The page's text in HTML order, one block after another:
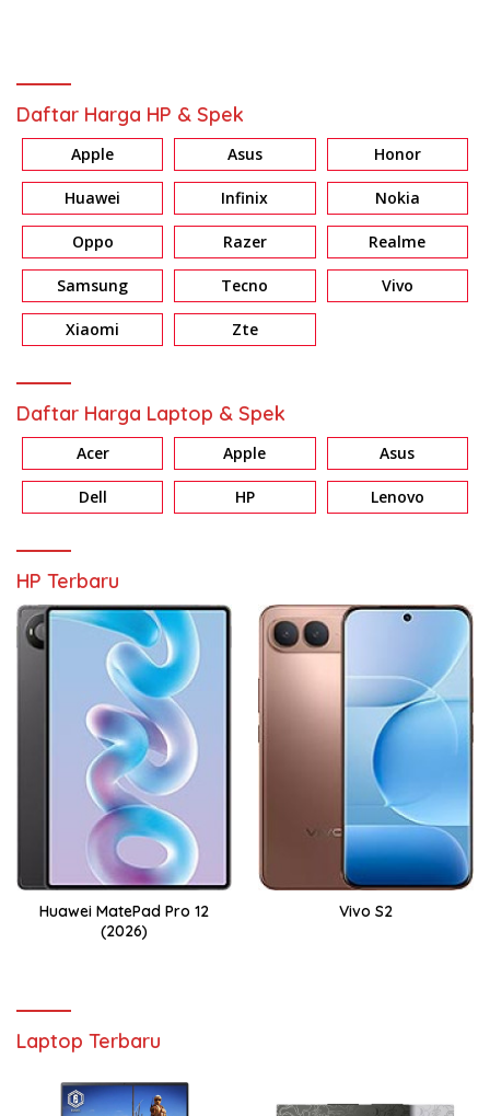
Daftar Harga HP & Spek
Apple Asus Honor
Huawei Infinix Nokia
Oppo Razer Realme
Samsung Tecno Vivo
Xiaomi Zte
Daftar Harga Laptop & Spek
Acer Apple Asus
Dell HP Lenovo
HP Terbaru
Huawei MatePad Pro 12
(2026)
Vivo S2
Laptop Terbaru